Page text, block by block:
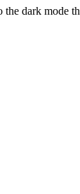
the dark mode